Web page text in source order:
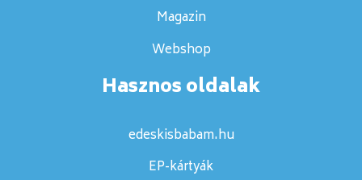
Magazin
Webshop
Hasznos oldalak
edeskisbabam.hu
EP-kártyák